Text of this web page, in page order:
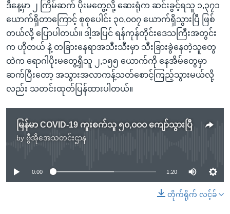
ဒီနေ့မှာ ၂ ကြိမ်ဆက် ပိုးမတွေ့လို့ ဆေးရုံက ဆင်းခွင့်ရသူ ၁,၃၇၁
ယောက်ရှိတာကြောင့် စုစုပေါင်း ၃၀,၀၀၇ ယောက်ရှိသွားပြီ ဖြစ်
တယ်လို့ ပြောပါတယ်။ ဒါ့အပြင် ရန်ကုန်တိုင်းဒေသကြီးအတွင်း
က ဟိုတယ် နဲ့ တခြားနေရာအသီးသီးမှာ သီးခြားခွဲနေတဲ့သူတွေ
ထဲက ရောဂါပိုးမတွေ့ရှိသူ ၂,၁၅၅ ယောက်ကို နေအိမ်တွေမှာ
ဆက်ပြီးတော့ အသွားအလာကန့်သတ်စောင့်ကြည့်သွားမယ်လို့
လည်း သတင်းထုတ်ပြန်ထားပါတယ်။
မြန်မာ COVID-19 ကူးစက်သူ ၅၀,၀၀၀ ကျော်သွားပြီ
by ဗွီအိုအေသတင်းဌာန
No media source currently available
0:00 1:20
တိုက်ရိုက် လင့်ခ်